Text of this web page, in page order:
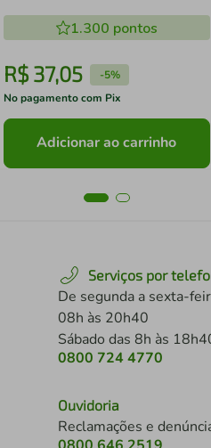
1.300 pontos
R$37,05 -5%
No pagamento com Pix
Adicionar ao carrinho
Serviços por
De segunda a sexta-
08h às 20h40
Sábado das 8h às
0800 724 4770
Ouvidoria
Reclamações e